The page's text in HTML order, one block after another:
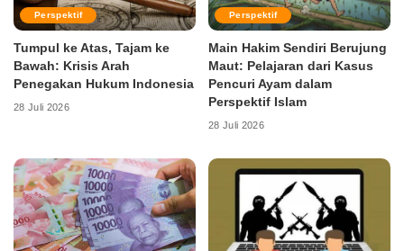
Perspektif
Tumpul ke Atas, Tajam ke
Bawah: Krisis Arah
Penegakan Hukum Indonesia
28 Juli 2026
Perspektif
Main Hakim Sendiri Berujung
Maut: Pelajaran dari Kasus
Pencuri Ayam dalam
Perspektif Islam
28 Juli 2026